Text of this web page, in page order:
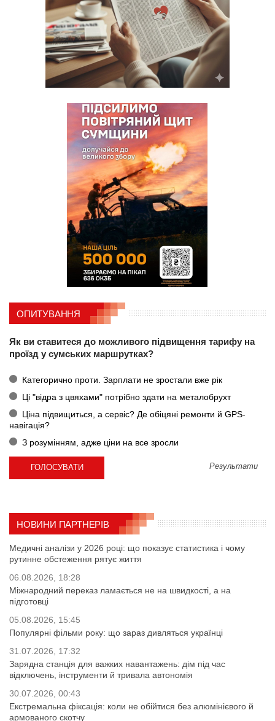
ОПИТУВАННЯ
Як ви ставитеся до можливого підвищення тарифу на
проїзд у сумських маршрутках?
Категорично проти. Зарплати не зростали вже рік
Ці "відра з цвяхами" потрібно здати на металобрухт
Ціна підвищиться, а сервіс? Де обіцяні ремонти й GPS-
навігація?
З розумінням, адже ціни на все зросли
Результати
НОВИНИ ПАРТНЕРІВ
Медичні аналізи у 2026 році: що показує статистика і чому
рутинне обстеження рятує життя
06.08.2026, 18:28
Міжнародний переказ ламається не на швидкості, а на
підготовці
05.08.2026, 15:45
Популярні фільми року: що зараз дивляться українці
31.07.2026, 17:32
Зарядна станція для важких навантажень: дім під час
відключень, інструменти й тривала автономія
30.07.2026, 00:43
Екстремальна фіксація: коли не обійтися без алюмінієвого й
армованого скотчу